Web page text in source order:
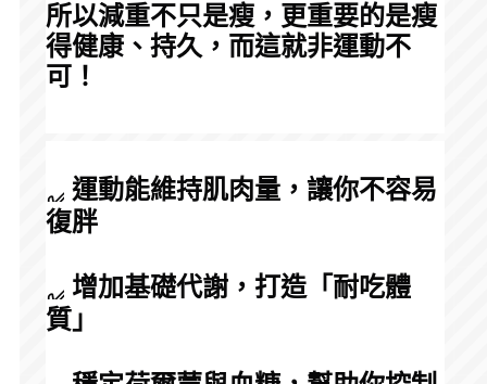
所以減重不只是瘦，更重要的是瘦
得健康、持久，而這就非運動不
可！
運動能維持肌肉量，讓你不容易
復胖
增加基礎代謝，打造「耐吃體
質」